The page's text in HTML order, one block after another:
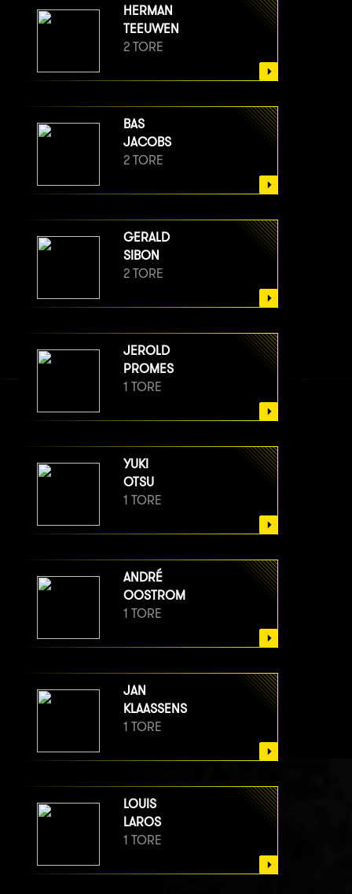
HERMAN
TEEUWEN
2 TORE
BAS
JACOBS
2 TORE
GERALD
SIBON
2 TORE
JEROLD
PROMES
1 TORE
YUKI
OTSU
1 TORE
ANDRÉ
OOSTROM
1 TORE
JAN
KLAASSENS
1 TORE
LOUIS
LAROS
1 TORE